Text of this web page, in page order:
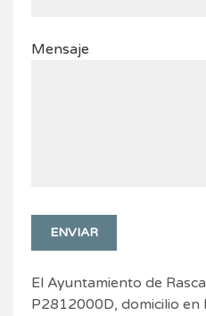
Mensaje
El Ayuntamiento de
P2812000D, domicilio en